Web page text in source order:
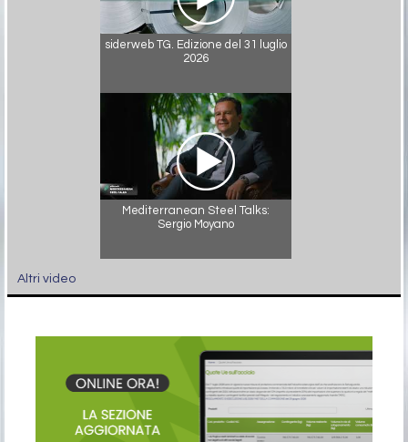
siderweb TG. Edizione del 31 luglio
2026
Mediterranean Steel Talks:
Sergio Moyano
Altri video